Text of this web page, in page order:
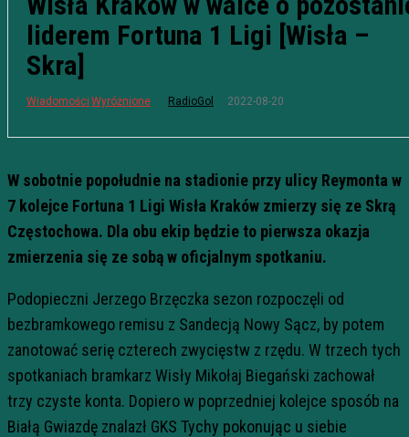
liderem Fortuna 1 Ligi [Wisła –
Skra]
Wiadomości Wyróżnione RadioGol 2022-08-20
W sobotnie popołudnie na stadionie przy ulicy Reymonta w
7 kolejce Fortuna 1 Ligi Wisła Kraków zmierzy się ze Skrą
Częstochowa. Dla obu ekip będzie to pierwsza okazja
zmierzenia się ze sobą w oficjalnym spotkaniu.
Podopieczni Jerzego Brzęczka sezon rozpoczęli od
bezbramkowego remisu z Sandecją Nowy Sącz, by potem
zanotować serię czterech zwycięstw z rzędu. W trzech tych
spotkaniach bramkarz Wisły Mikołaj Biegański zachował
trzy czyste konta. Dopiero w poprzedniej kolejce sposób na
Białą Gwiazdę znalazł GKS Tychy pokonując u siebie